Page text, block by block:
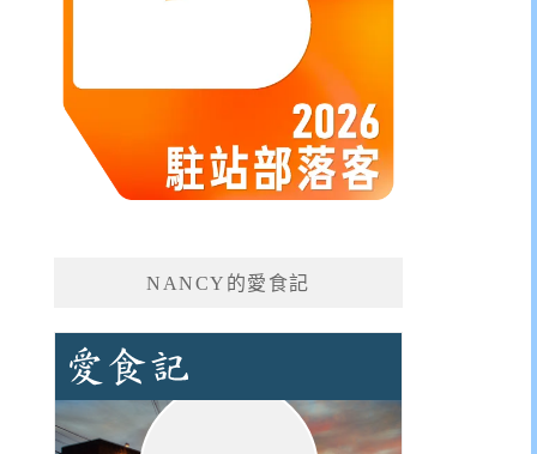
NANCY的愛食記